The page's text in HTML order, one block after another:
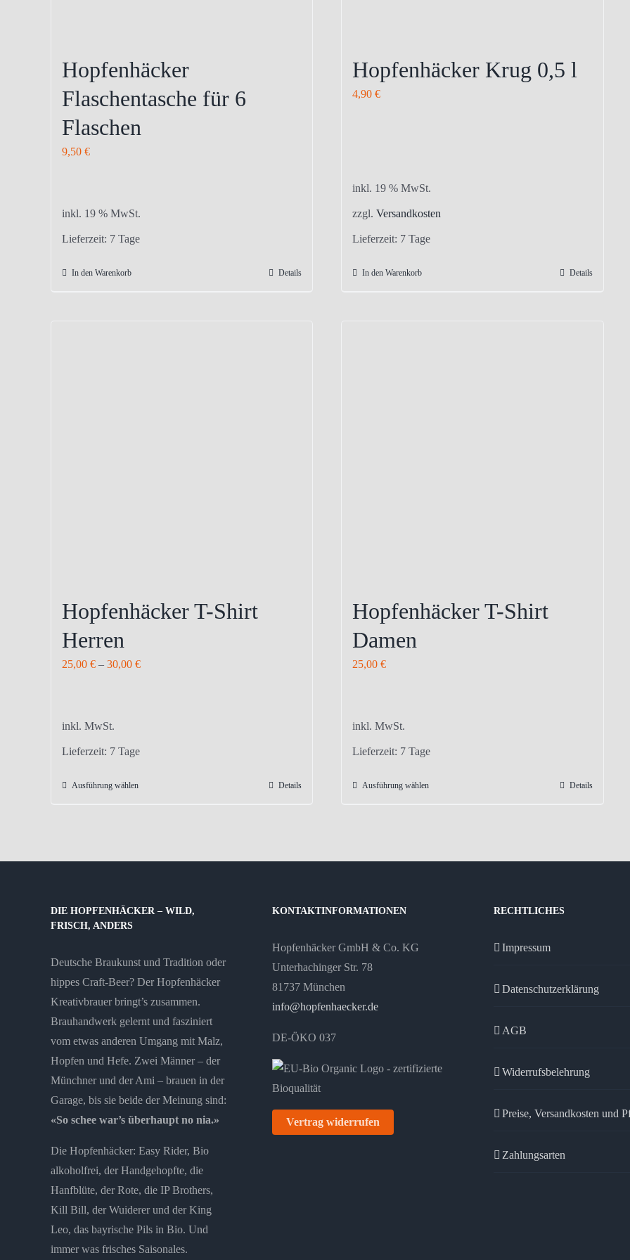
Hopfenhäcker
Flaschentasche für 6
Flaschen
9,50 €
inkl. 19 % MwSt.
Lieferzeit: 7 Tage
In den Warenkorb Details
Hopfenhäcker Krug 0,5 l
4,90€
inkl. 19 % MwSt.
zzgl.Versandkosten
Lieferzeit: 7 Tage
In den Warenkorb Details
Hopfenhäcker T-Shirt
Herren
25,00 € – 30,00 €
inkl. MwSt.
Lieferzeit: 7 Tage
Ausführung wählenDieses
Die
auf
der
Produktseite
gewählt
werden
Details
Hopfenhäcker T-Shirt
Damen
25,00€
inkl. MwSt.
Lieferzeit: 7 Tage
Ausführung wählenDieses
Details
DIE HOPFENHÄCKER – WILD,
FRISCH, ANDERS
Deutsche Braukunst und Tradition oder
hippes Craft-Beer? Der Hopfenhäcker
Kreativbrauer bringt’s zusammen.
Brauhandwerk gelernt und fasziniert
vom etwas anderen Umgang mit Malz,
Hopfen und Hefe. Zwei Männer – der
Münchner und der Ami – brauen in der
Garage, bis sie beide der Meinung sind:
«So schee war’s überhaupt no nia.»
Die Hopfenhäcker: Easy Rider, Bio
alkoholfrei, der Handgehopfte, die
Hanfblüte, der Rote, die IP Brothers,
Kill Bill, der Wuiderer und der King
Leo, das bayrische Pils in Bio. Und
immer was frisches Saisonales.
KONTAKTINFORMATIONEN
Hopfenhäcker GmbH & Co. KG
Unterhachinger Str. 78
81737 München
info@hopfenhaecker.de
DE-ÖKO 037
Vertrag widerrufen
RECHTLICHES
Impressum
Datenschutzerklärung
AGB
Widerrufsbelehrung
Preise, Versandkosten und
Zahlungsarten